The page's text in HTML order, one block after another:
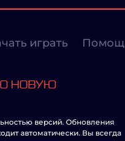
играть
НОВУЮ
версий. Обновления
автоматически. Вы всегда